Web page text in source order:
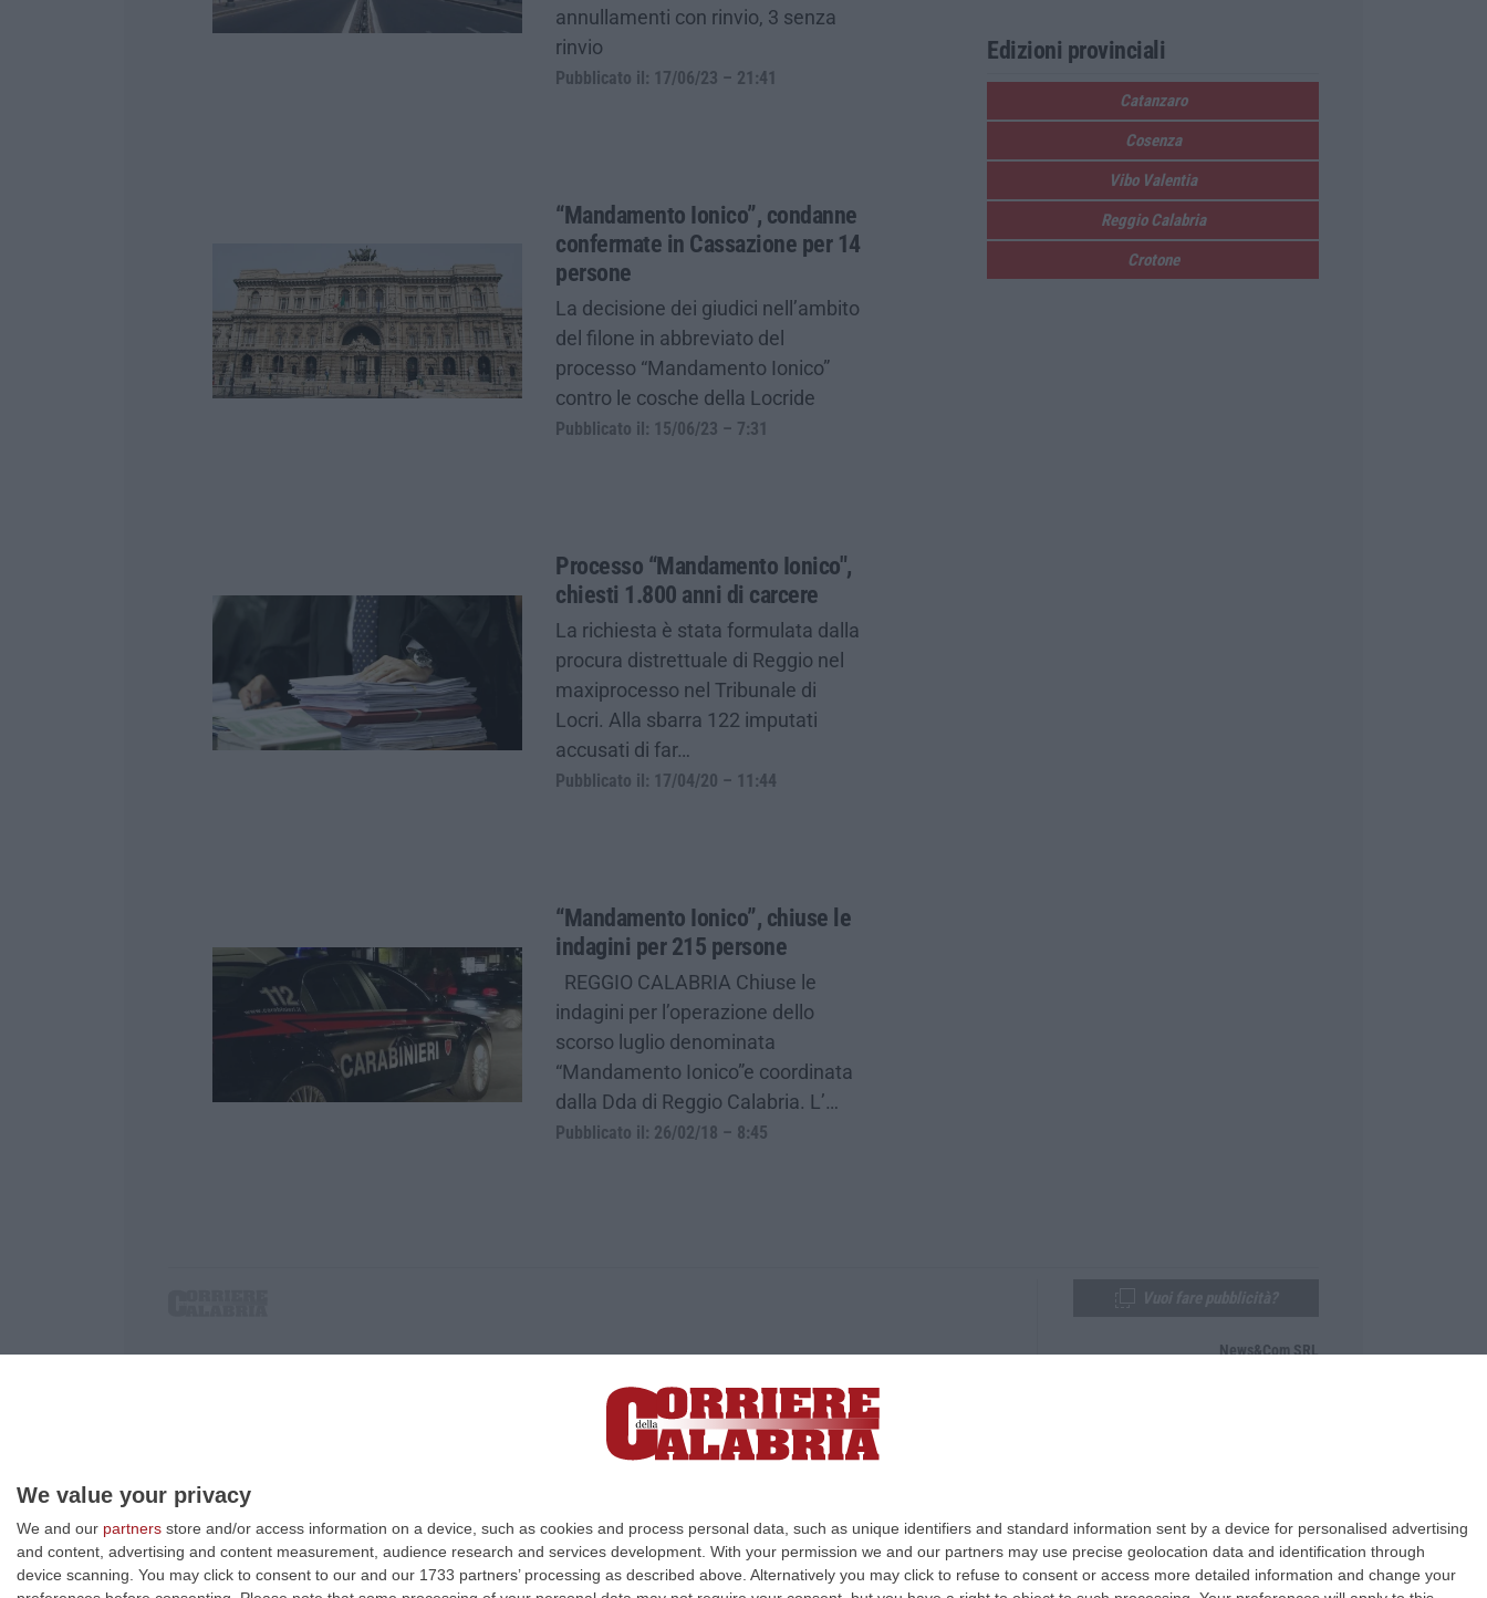
We value your privacy
We and our partners store and/or access information on a device, such as cookies and process personal data, such as unique identifiers and standard information sent by a device for personalised advertising
and content, advertising and content measurement, audience research and services development. With your permission we and our partners may use precise geolocation data and identification through
device scanning. You may click to consent to our and our 1733 partners’ processing as described above. Alternatively you may click to refuse to consent or access more detailed information and change your
annullamenti con rinvio, 3 senza
rinvio
Pubblicato il: 17/06/23 – 21:41
“Mandamento Ionico”, condanne
confermate in Cassazione per 14
persone
La decisione dei giudici nell’ambito
del filone in abbreviato del
processo “Mandamento Ionico”
contro le cosche della Locride
Pubblicato il: 15/06/23 – 7:31
Processo “Mandamento Ionico",
chiesti 1.800 anni di carcere
La richiesta è stata formulata dalla
procura distrettuale di Reggio nel
maxiprocesso nel Tribunale di
Locri. Alla sbarra 122 imputati
accusati di far…
Pubblicato il: 17/04/20 – 11:44
“Mandamento Ionico”, chiuse le
indagini per 215 persone
REGGIO CALABRIA Chiuse le
indagini per l’operazione dello
scorso luglio denominata
“Mandamento Ionico”e coordinata
dalla Dda di Reggio Calabria. L’…
Pubblicato il: 26/02/18 – 8:45
Edizioni provinciali
Catanzaro
Cosenza
Vibo Valentia
Reggio Calabria
Crotone
P.IVA. 03199620794, Via del mare 6/G, S.Eufemia, Lamezia Terme (CZ)
Iscrizione tribunale di Lamezia Terme 5/2011 - Direttore responsabile Paola Militano |Privacy
News&Com SRL
Design: cfweb